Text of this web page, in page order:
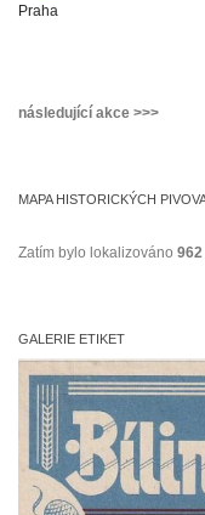
Praha
následující akce >>>
MAPA HISTORICKÝCH
Zatím bylo lokalizováno 962
GALERIE ETIKET